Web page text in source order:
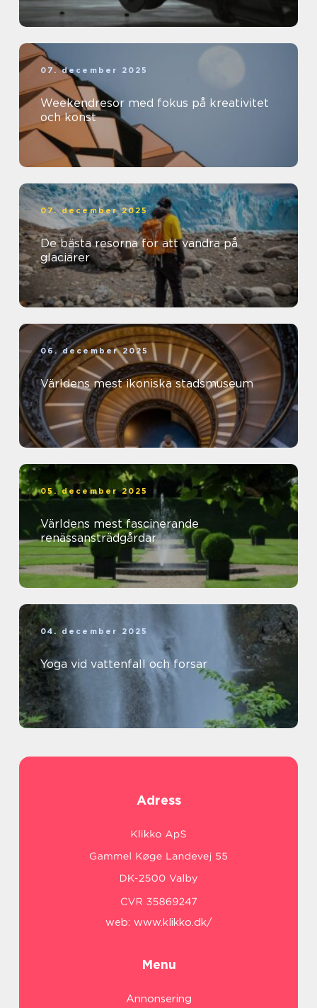
07. december 2025
Weekendresor med fokus på kreativitet
och konst
07. december 2025
De bästa resorna för att vandra på
glaciärer
06. december 2025
Världens mest ikoniska stadsmuseum
05. december 2025
Världens mest fascinerande
renässansträdgårdar
04. december 2025
Yoga vid vattenfall och forsar
Adress
web: www.klikko.dk/
Menu
Annonsering